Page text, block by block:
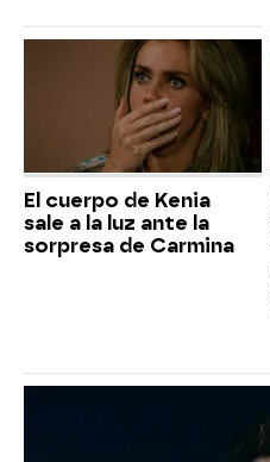
El cuerpo de Kenia
sale a la luz ante la
sorpresa de Carmina